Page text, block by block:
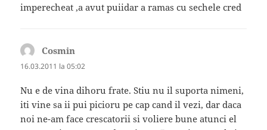
imperecheat ,a avut puiidar a ramas cu sechele cred
Cosmin
16.03.2011 la 05:02
Nu e de vina dihoru frate. Stiu nu il suporta nimeni,
iti vine sa ii pui picioru pe cap cand il vezi, dar daca
noi ne-am face crescatorii si voliere bune atunci el